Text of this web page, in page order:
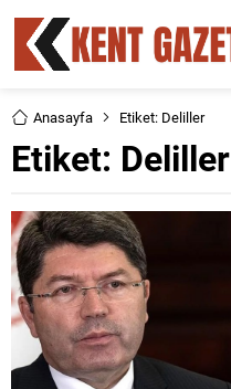
Anasayfa Etiket: Deliller
Etiket: Deliller